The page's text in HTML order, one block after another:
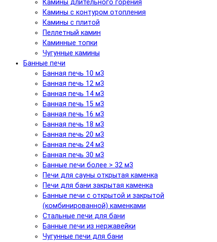
Камины длительного горения
Камины с контуром отопления
Камины с плитой
Пеллетный камин
Каминные топки
Чугунные камины
Банные печи
Банная печь 10 м3
Банная печь 12 м3
Банная печь 14 м3
Банная печь 15 м3
Банная печь 16 м3
Банная печь 18 м3
Банная печь 20 м3
Банная печь 24 м3
Банная печь 30 м3
Банные печи более > 32 м3
Печи для сауны открытая каменка
Печи для бани закрытая каменка
Банные печи с открытой и закрытой
(комбинированной) каменками
Стальные печи для бани
Банные печи из нержавейки
Чугунные печи для бани